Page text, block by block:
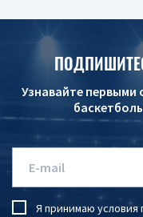
Узнавайте первыми
Я принимаю условия